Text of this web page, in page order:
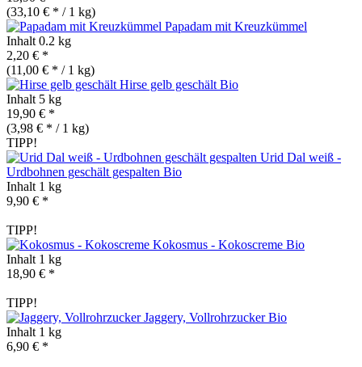
(33,10 € * / 1 kg)
Papadam mit Kreuzkümmel
Inhalt 0.2 kg
2,20 € *
(11,00 € * / 1 kg)
Hirse gelb geschält Bio
Inhalt 5 kg
19,90 € *
(3,98 € * / 1 kg)
TIPP!
Urid Dal weiß -
Urdbohnen geschält gespalten Bio
Inhalt 1 kg
9,90 € *
TIPP!
Kokosmus - Kokoscreme Bio
Inhalt 1 kg
18,90 € *
TIPP!
Jaggery, VollrohrzuckerBio
Inhalt 1 kg
6,90 € *